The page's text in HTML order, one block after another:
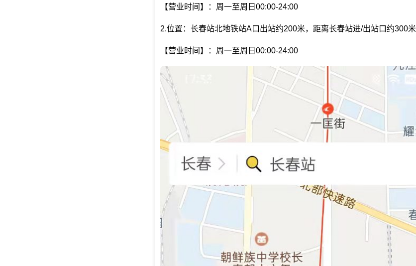
【营业时间】：周一至周日00:00-24:00
2.位置：长春站北地铁站A口出站约200米，距离长春站进/出站口约300米
【营业时间】：周一至周日00:00-24:00